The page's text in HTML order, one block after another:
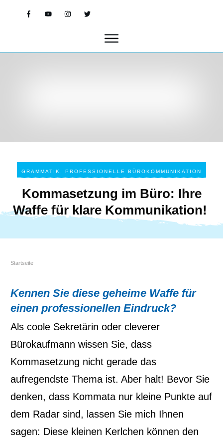
GRAMMATIK PROFESSIONELLE BÜROKOMMUNIKATION
Kommasetzung im Büro: Ihre
Waffe für klare Kommunikation!
Startseite
Kennen Sie diese geheime Waffe für
einen professionellen Eindruck?
Als coole Sekretärin oder cleverer
Bürokaufmann wissen Sie, dass
Kommasetzung nicht gerade das
aufregendste Thema ist. Aber halt! Bevor Sie
denken, dass Kommata nur kleine Punkte auf
dem Radar sind, lassen Sie mich Ihnen
sagen: Diese kleinen Kerlchen können den